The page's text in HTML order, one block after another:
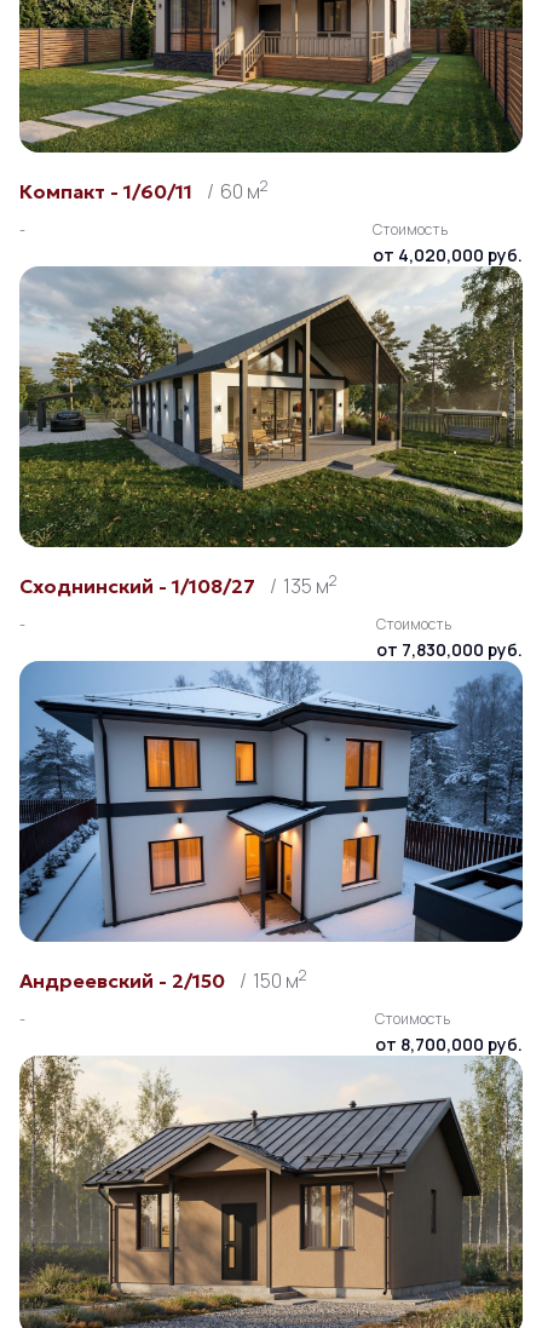
Компакт - 1/60/11 60 м2
- Стоимость
от 4,020,000 руб.
Сходнинский - 1/108/27 135 м2
- Стоимость
от 7,830,000 руб.
Андреевский - 2/150 150 м2
- Стоимость
от 8,700,000 руб.